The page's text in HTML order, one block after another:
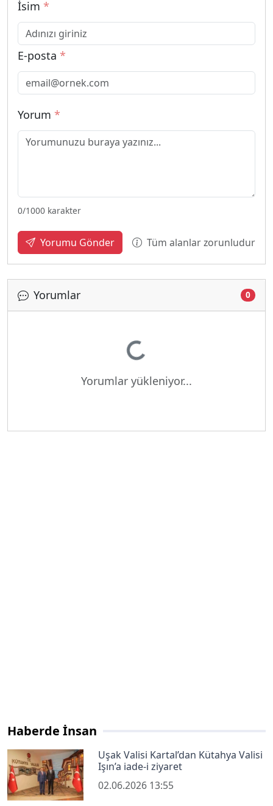
İsim *
E-posta *
Yorum *
0/1000 karakter
Yorumu Gönder Tüm alanlar zorunludur
Yorumlar 0
Yükleniyor...
Yorumlar yükleniyor...
Haberde İnsan
Uşak Valisi Kartal’dan Kütahya Valisi
Işın’a iade-i ziyaret
02.06.2026 13:55